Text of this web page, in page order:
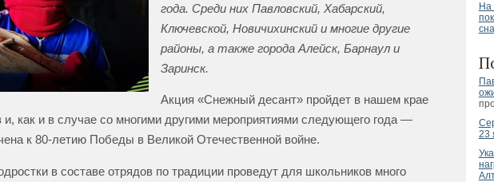
На
23
года. Среди них Павловский, Хабарский,
Ключевской, Новичихинский и многие другие
районы, а также города Алейск, Барнаул и
Заринск.
Акция «Снежный десант» пройдет в нашем крае
и, как и в случае со многими другими мероприятиями следующего года —
к 80-летию Победы в Великой Отечественной войне.
в составе отрядов по традиции проведут для школьников много